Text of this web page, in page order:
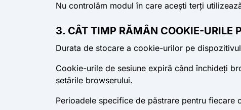
Nu controlăm modul în care acești terți
3. CÂT TIMP RĂMÂN COOKIE-URILE
Durata de stocare a cookie-urilor pe
Cookie-urile de sesiune expiră când închideți
setările browserului.
Perioadele specifice de păstrare pentru